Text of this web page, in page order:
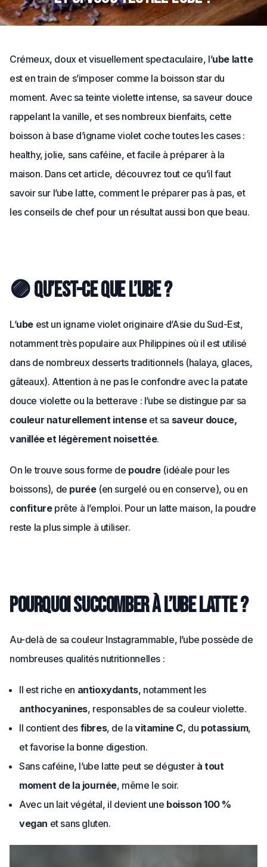
Crémeux, doux et visuellement spectaculaire, l’ube latte
est en train de s’imposer comme la boisson star du
moment. Avec sa teinte violette intense, sa saveur douce
rappelant la vanille, et ses nombreux bienfaits, cette
boisson à base d’igname violet coche toutes les cases :
healthy, jolie, sans caféine, et facile à préparer à la
maison. Dans cet article, découvrez tout ce qu’il faut
savoir sur l’ube latte, comment le préparer pas à pas, et
les conseils de chef pour un résultat aussi bon que beau.
🟣 Qu’est-ce que l’ube ?
L’ube est un igname violet originaire d’Asie du Sud-Est,
notamment très populaire aux Philippines où il est utilisé
dans de nombreux desserts traditionnels (halaya, glaces,
gâteaux). Attention à ne pas le confondre avec la patate
douce violette ou la betterave : l’ube se distingue par sa
couleur naturellement intenseet sa saveur douce,
vanillée et légèrement noisettée.
On le trouve sous forme de poudre(idéale pour les
boissons), de purée(en surgelé ou en conserve), ou en
confitureprête à l’emploi. Pour un latte maison, la poudre
reste la plus simple à utiliser.
Pourquoi succomber à l’ube latte ?
Au-delà de sa couleur Instagrammable, l’ube possède de
nombreuses qualités nutritionnelles :
Il est riche en antioxydants, notamment les
anthocyanines, responsables de sa couleur violette.
Il contient des fibres, de lavitamine C, du potassium,
et favorise la bonne digestion.
Sans caféine, l’ube latte peut se déguster à tout
moment de la journée, même le soir.
Avec un lait végétal, il devient une boisson 100 %
vegan et sans gluten.